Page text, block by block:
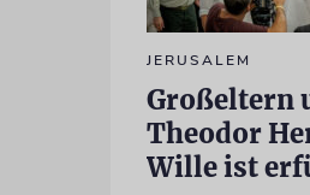
JERUSALEM
Großeltern
Theodor
Wille ist